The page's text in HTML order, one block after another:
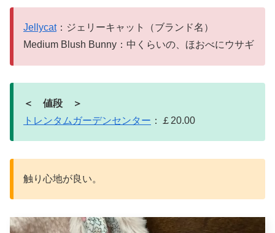
Jellycat：ジェリーキャット（ブランド名）
Medium Blush Bunny：中くらいの、ほおべにウサギ
＜ 値段 ＞
トレンタムガーデンセンター ：￡20.00
触り心地が良い。